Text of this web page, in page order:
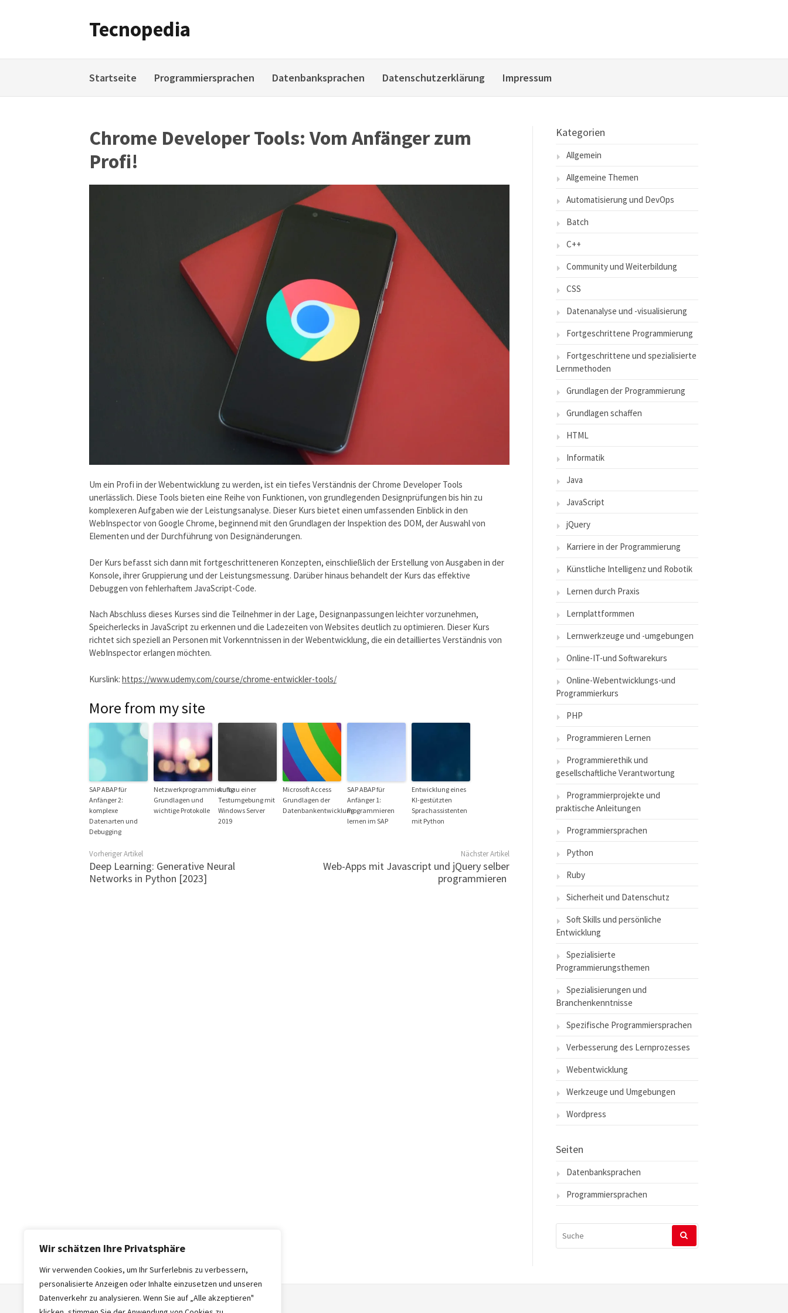
Wir schätzen Ihre Privatsphäre
Wir verwenden Cookies, um Ihr Surferlebnis zu verbessern,
personalisierte Anzeigen oder Inhalte einzusetzen und unseren
Datenverkehr zu analysieren. Wenn Sie auf „Alle akzeptieren"
Tecnopedia
Startseite Programmiersprachen Datenbanksprachen Datenschutzerklärung Impressum
Chrome Developer Tools: Vom Anfänger zum
Profi!
Um ein Profi in der Webentwicklung zu werden, ist ein tiefes Verständnis der Chrome Developer Tools
unerlässlich. Diese Tools bieten eine Reihe von Funktionen, von grundlegenden Designprüfungen bis hin zu
komplexeren Aufgaben wie der Leistungsanalyse. Dieser Kurs bietet einen umfassenden Einblick in den
WebInspector von Google Chrome, beginnend mit den Grundlagen der Inspektion des DOM, der Auswahl von
Elementen und der Durchführung von Designänderungen.
Der Kurs befasst sich dann mit fortgeschritteneren Konzepten, einschließlich der Erstellung von Ausgaben in der
Konsole, ihrer Gruppierung und der Leistungsmessung. Darüber hinaus behandelt der Kurs das effektive
Debuggen von fehlerhaftem JavaScript-Code.
Nach Abschluss dieses Kurses sind die Teilnehmer in der Lage, Designanpassungen leichter vorzunehmen,
Speicherlecks in JavaScript zu erkennen und die Ladezeiten von Websites deutlich zu optimieren. Dieser Kurs
richtet sich speziell an Personen mit Vorkenntnissen in der Webentwicklung, die ein detailliertes Verständnis von
WebInspector erlangen möchten.
Kurslink: https://www.udemy.com/course/chrome-entwickler-tools/
More from my site
SAP ABAP für
Anfänger 2:
komplexe
Datenarten und
Debugging
Netzwerkprogrammierung:
Grundlagen und
wichtige Protokolle
Aufbau einer
Testumgebung mit
Windows Server
2019
Microsoft Access
Grundlagen der
Datenbankentwicklung
SAP ABAP für
Anfänger 1:
Programmieren
lernen im SAP
Entwicklung eines
KI-gestützten
Sprachassistenten
mit Python
Vorheriger Artikel
Deep Learning: Generative Neural
Networks in Python [2023]
Nächster Artikel
Web-Apps mit Javascript und jQuery selber
programmieren
Kategorien
Allgemein
Allgemeine Themen
Automatisierung und DevOps
Batch
C++
Community und Weiterbildung
CSS
Datenanalyse und -visualisierung
Fortgeschrittene Programmierung
Fortgeschrittene und spezialisierte
Lernmethoden
Grundlagen der Programmierung
Grundlagen schaffen
HTML
Informatik
Java
JavaScript
jQuery
Karriere in der Programmierung
Künstliche Intelligenz und Robotik
Lernen durch Praxis
Lernplattformmen
Lernwerkzeuge und -umgebungen
Online-IT-und Softwarekurs
Online-Webentwicklungs-und
Programmierkurs
PHP
Programmieren Lernen
Programmierethik und
gesellschaftliche Verantwortung
Programmierprojekte und
praktische Anleitungen
Programmiersprachen
Python
Ruby
Sicherheit und Datenschutz
Soft Skills und persönliche
Entwicklung
Spezialisierte
Programmierungsthemen
Spezialisierungen und
Branchenkenntnisse
Spezifische Programmiersprachen
Verbesserung des Lernprozesses
Webentwicklung
Werkzeuge und Umgebungen
Wordpress
Seiten
Datenbanksprachen
Programmiersprachen
NACH: